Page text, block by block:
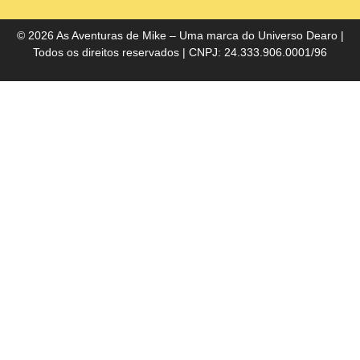
© 2026 As Aventuras de Mike – Uma marca do Universo Dearo|
Todos os direitos reservados | CNPJ: 24.333.906.0001/96